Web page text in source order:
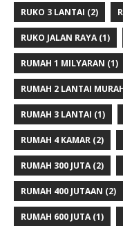
RUKO 3 LANTAI (2)
RUKO JALAN RAYA(1)
RUMAH 1 MILYARAN (1)
RUMAH 2 LANTAI
RUMAH 3 LANTAI (1)
RUMAH 4 KAMAR (2)
RUMAH 300 JUTA(2)
RUMAH 400 JUTAAN (2)
RUMAH 600 JUTA(1)